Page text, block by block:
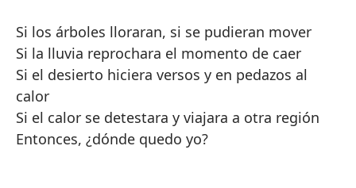
Si los árboles lloraran, si se pudieran mover
Si la lluvia reprochara el momento de caer
Si el desierto hiciera versos y en pedazos al
calor
Si el calor se detestara y viajara a otra región
Entonces, ¿dónde quedo yo?